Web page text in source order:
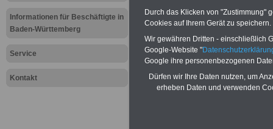
Informationen für Beschäftigte in
Baden-Württemberg
Service
Kontakt
mit 67
BEHÖRDEN-ABOmit 3 Ratgebern
25,00 Euro: Wissenswertes für
und Beamte, Beamten-
(Bund/Länder) sowie Beihilferecht
Ländern. Alle drei Ratgeber sind
gegliedert und erläutern auch
Durch das Klicken von "Zustimmung"
Cookies auf Ihrem Gerät zu speichern.
Wir gewähren Dritten - einschließlich
Google-Website "
Google ihre personenbezogenen
Dürfen wir Ihre Daten nutzen, um
erheben Daten und verwenden